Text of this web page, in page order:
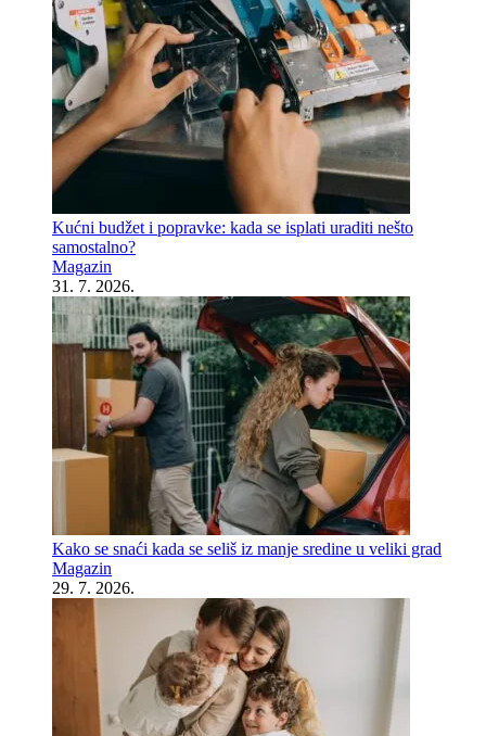
Kućni budžet i popravke: kada se isplati uraditi nešto
samostalno?
Magazin
31. 7. 2026.
Kako se snaći kada se seliš iz manje sredine u veliki grad
Magazin
29. 7. 2026.